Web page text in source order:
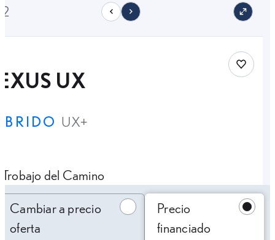
UX
UX+
Save car
Trobajo del Camino
Cambiar a precio
oferta
Precio
financiado